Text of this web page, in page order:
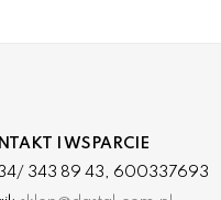
I WSPARCIE
343 89 43, 600337693